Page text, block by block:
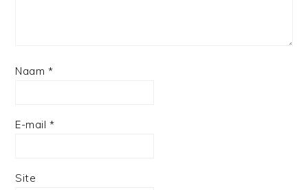
Naam *
E-mail *
Site